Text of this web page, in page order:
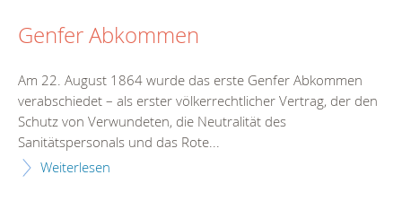
Genfer Abkommen
Am 22. August 1864 wurde das erste Genfer Abkommen
verabschiedet – als erster völkerrechtlicher Vertrag, der den
Schutz von Verwundeten, die Neutralität des
Sanitätspersonals und das Rote...
Weiterlesen